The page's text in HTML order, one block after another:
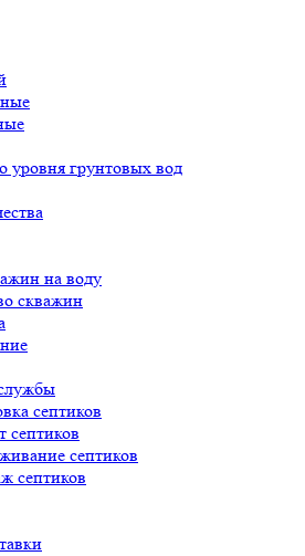
уровня грунтовых вод
на воду
скважин
септиков
септиков
септиков
септиков